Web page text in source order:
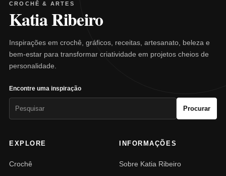
CROCHÊ & ARTES
Katia Ribeiro
Inspirações em crochê, gráficos, receitas, artesanato, beleza e
bem-estar para transformar criatividade em projetos cheios de
personalidade.
Encontre uma inspiração
Procurar
EXPLORE
Crochê
INFORMAÇÕES
Sobre Katia Ribeiro